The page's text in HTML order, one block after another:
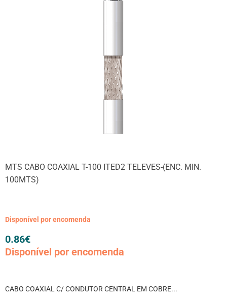
MTS CABO COAXIAL T-100 ITED2 TELEVES-(ENC. MIN.
100MTS)
Disponível por encomenda
0.86€
Disponível por encomenda
CABO COAXIAL C/ CONDUTOR CENTRAL EM COBRE...